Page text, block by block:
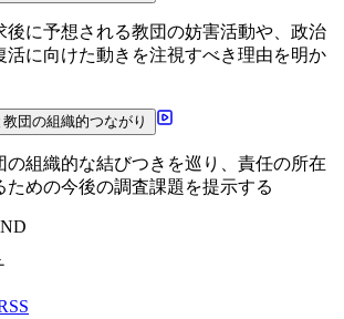
後に予想される教団の妨害活動や、政治
活に向けた動きを注視すべき理由を明か
団の組織的つながり
の組織的な結びつきを巡り、責任の所在
ための今後の調査課題を提示する